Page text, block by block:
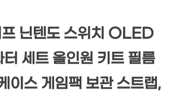
프 닌텐도 스위치 OLED
세트 올인원 키트 필름
이스 게임팩 보관 스트랩,